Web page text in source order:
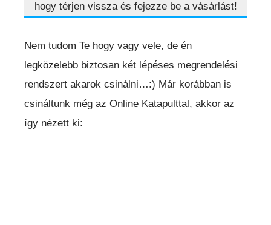
hogy térjen vissza és fejezze be a vásárlást!
Nem tudom Te hogy vagy vele, de én
legközelebb biztosan két lépéses megrendelési
rendszert akarok csinálni…:) Már korábban is
csináltunk még az Online Katapulttal, akkor az
így nézett ki: